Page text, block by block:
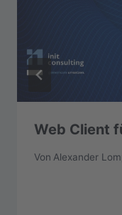
Web Client
Von Alexander